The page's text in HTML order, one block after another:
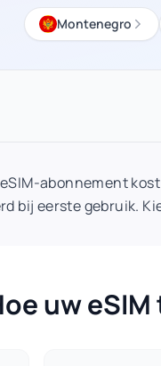
Montenegro
eSIM-abonnement
bij eerste gebruik.
uw